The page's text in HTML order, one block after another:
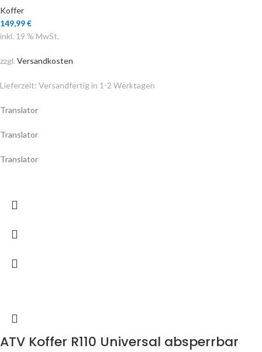
Koffer
149,99€
inkl. 19 % MwSt.
zzgl. Versandkosten
Lieferzeit: Versandfertig in 1-2 Werktagen
Translator
Translator
Translator
ATV Koffer R110 Universal absperrbar